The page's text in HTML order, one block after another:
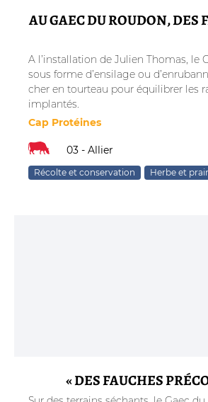
AU GAEC DU ROUDON, DES
A l’installation de Julien Thomas, le
sous forme d’ensilage ou
cher en tourteau pour équilibrer les
implantés.
Cap Protéines
03 - Allier
Récolte et conservation Herbe et
« DES FAUCHES